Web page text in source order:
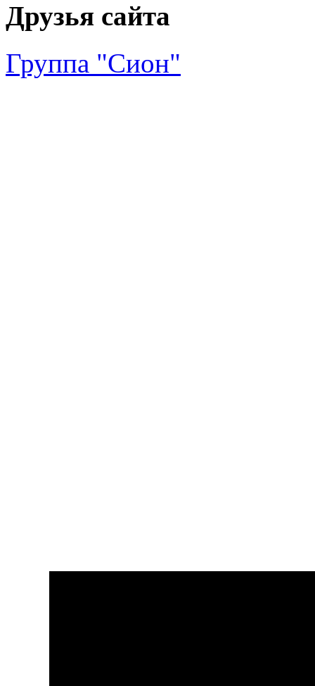
Друзья сайта
Группа "Сион"